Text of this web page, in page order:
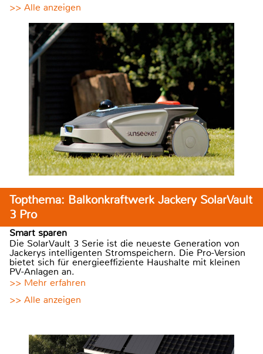
>> Alle anzeigen
Topthema: Balkonkraftwerk Jackery SolarVault
3 Pro
Smart sparen
Die SolarVault 3 Serie ist die neueste Generation von
Jackerys intelligenten Stromspeichern. Die Pro-Version
bietet sich für energieeffiziente Haushalte mit kleinen
PV-Anlagen an.
>> Mehr erfahren
>> Alle anzeigen